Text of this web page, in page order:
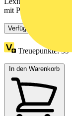
mit PacDrive 3.
Verfügbar: 1 Händler
Treuepunkte:59
In den Warenkorb